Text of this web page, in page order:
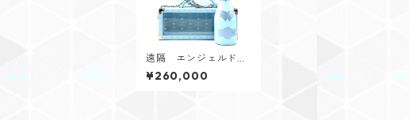
遠隔 エンジェルドゥ
ミセック
¥260,000